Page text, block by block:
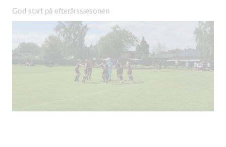
God start på efterårssæsonen